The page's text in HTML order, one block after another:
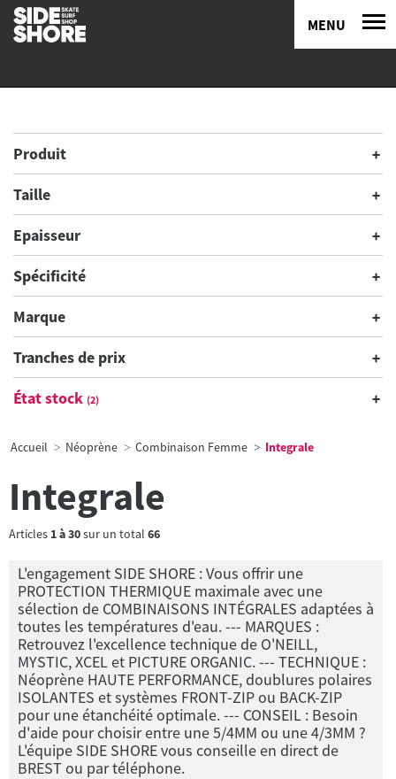
MENU
Produit
Taille
Epaisseur
Spécificité
Marque
Tranches de prix
État stock (2)
Accueil Néoprène Combinaison Femme Integrale
Integrale
Articles 1à30sur un total 66
L'engagement SIDE SHORE : Vous offrir une
PROTECTION THERMIQUE maximale avec une
sélection de COMBINAISONS INTÉGRALES adaptées à
toutes les températures d'eau. --- MARQUES :
Retrouvez l'excellence technique de O'NEILL,
MYSTIC, XCEL et PICTURE ORGANIC. --- TECHNIQUE :
Néoprène HAUTE PERFORMANCE, doublures polaires
ISOLANTES et systèmes FRONT-ZIP ou BACK-ZIP
pour une étanchéité optimale. --- CONSEIL : Besoin
d'aide pour choisir entre une 5/4MM ou une 4/3MM ?
L'équipe SIDE SHORE vous conseille en direct de
BREST ou par téléphone.